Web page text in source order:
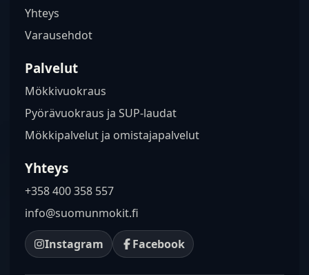
Yhteys
Varausehdot
Palvelut
Mökkivuokraus
Pyörävuokraus ja SUP-laudat
Mökkipalvelut ja omistajapalvelut
Yhteys
+358 400 358 557
info@suomunmokit.fi
Instagram Facebook